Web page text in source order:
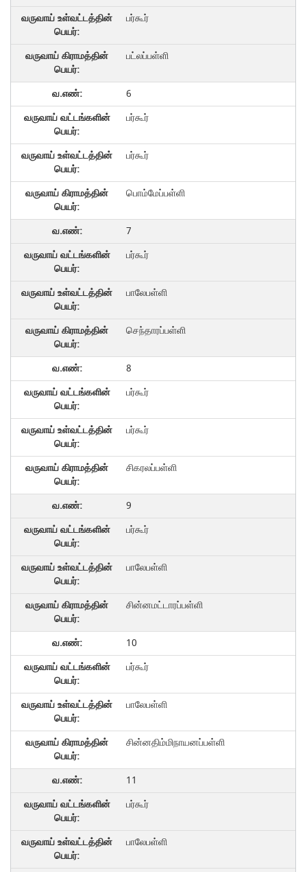
பர்கூர்
பட்லப்பள்ளி
6
பர்கூர்
பர்கூர்
பொம்மேப்பள்ளி
7
பர்கூர்
பாலேபள்ளி
செந்தாரப்பள்ளி
8
பர்கூர்
பர்கூர்
சிகரலப்பள்ளி
9
பர்கூர்
பாலேபள்ளி
சின்னமட்டாரப்பள்ளி
10
பர்கூர்
பாலேபள்ளி
சின்னதிம்மிநாயனப்பள்ளி
11
பர்கூர்
பாலேபள்ளி